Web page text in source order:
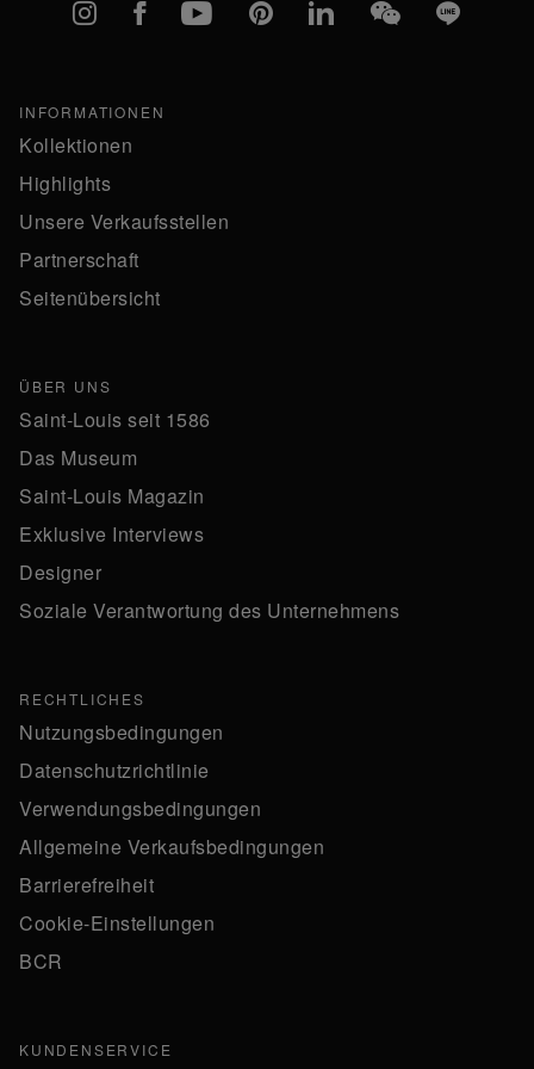
Instagram
FacebookYouTubePinterestlinkedInWeChatLine
INFORMATIONEN
Kollektionen
Highlights
Unsere Verkaufsstellen
Partnerschaft
Seitenübersicht
ÜBER UNS
Saint-Louis seit 1586
Das Museum
Saint-Louis Magazin
Exklusive Interviews
Designer
Soziale Verantwortung des Unternehmens
RECHTLICHES
Nutzungsbedingungen
Datenschutzrichtlinie
Verwendungsbedingungen
Allgemeine Verkaufsbedingungen
Barrierefreiheit
Cookie-Einstellungen
BCR
KUNDENSERVICE